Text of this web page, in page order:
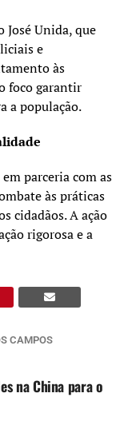
José Unida, que
e
às
foco garantir
a população.
parceria com as
às práticas
cidadãos. A ação
rigorosa e a
CAMPOS
na China para o